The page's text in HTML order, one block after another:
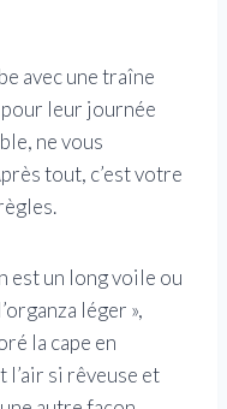
avec une traîne
pour leur journée
ne vous
tout, c’est votre
est un long voile ou
léger »,
la cape en
si rêveuse et